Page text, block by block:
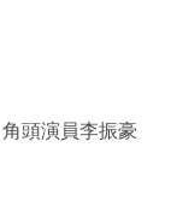
頭演員李振豪